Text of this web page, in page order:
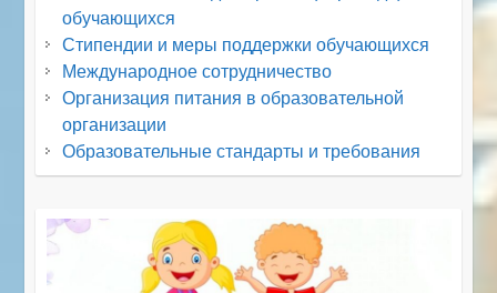
обучающихся
Стипендии и меры поддержки обучающихся
Международное сотрудничество
Организация питания в образовательной
организации
Образовательные стандарты и требования